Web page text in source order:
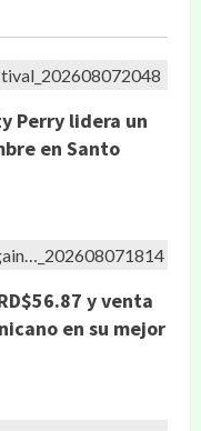
Perry lidera un
en Santo
y venta
en su mejor